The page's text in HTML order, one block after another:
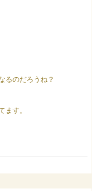
るのだろうね？
ます。